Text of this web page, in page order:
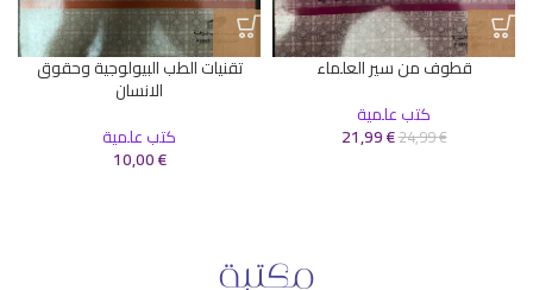
قطوف من سير العلماء
كتب علمية
24,99€
21,99€
تقنيات الطب البيولوجية وحقوق
الانسان
كتب علمية
10,00€